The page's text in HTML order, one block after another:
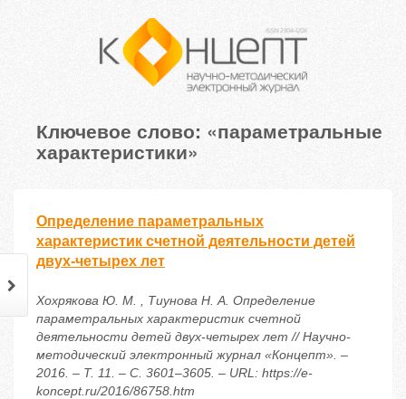
Ключевое слово: «параметральные
характеристики»
Определение параметральных
характеристик счетной деятельности детей
двух-четырех лет
Хохрякова Ю. М. , Тиунова Н. А. Определение
параметральных характеристик счетной
деятельности детей двух-четырех лет // Научно-
методический электронный журнал «Концепт». –
2016. – Т. 11. – С. 3601–3605. – URL: https://e-
koncept.ru/2016/86758.htm